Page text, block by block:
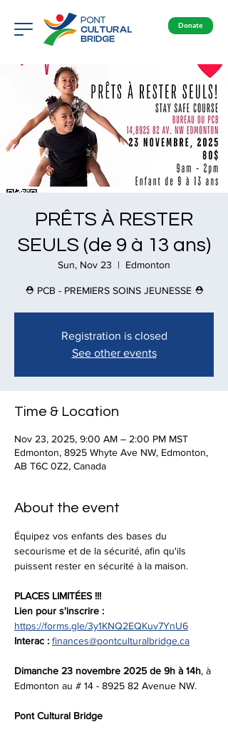
Donate
PRÊTS À RESTER
SEULS (de 9 à 13 ans)
Sun, Nov 23
  |
Edmonton
⛑ PCB - PREMIERS SOINS JEUNESSE ⛑
Registration is closed
See other events
Time & Location
Nov 23, 2025, 9:00 AM – 2:00 PM MST
Edmonton, 8925 Whyte Ave NW, Edmonton,
AB T6C 0Z2, Canada
About the event
Équipez vos enfants des bases du
secourisme et de la sécurité, afin qu'ils
puissent rester en sécurité à la maison.
PLACES LIMITÉES !!!
Lien pour s'inscrire :
https://forms.gle/3y1KNQ2EQKuv7YnU6
Interac : finances@pontculturalbridge.ca
Dimanche 23 novembre 2025 de 9h à 14h, à
Edmonton au # 14 - 8925 82 Avenue NW.
Pont Cultural Bridge